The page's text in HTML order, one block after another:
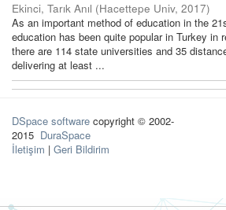
Ekinci, Tarık Anıl (Hacettepe Univ, 2017)
As an important method of education in the
education has been quite popular in Turkey in
there are 114 state universities and 35
delivering at least ...
DSpace software copyright © 2002-
2015 DuraSpace
İletişim | Geri Bildirim